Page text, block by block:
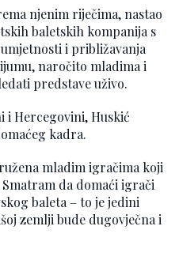
njenim riječima, nastao
baletskih kompanija s
i približavanja
naročito mladima i
predstave uživo.
i Hercegovini, Huskić
kadra.
mladim igračima koji
da domaći igrači
baleta – to je jedini
zemlji bude dugovječna i